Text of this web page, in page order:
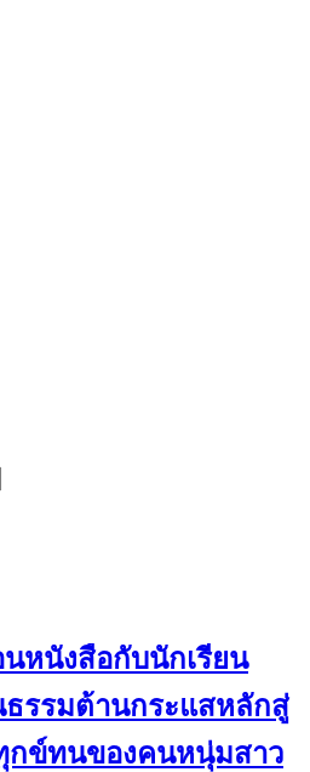
นหนังสือกับนักเรียน
รรมต้านกระแสหลักสู่
กข์ทนของคนหนุ่มสาว